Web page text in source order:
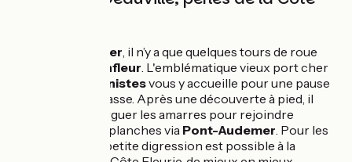
marais Vernier, il n’y a que quelques tours de roue
Honfleur. L'emblématique vieux port cher
aux Impressionnistesvous y accueille pour une pause
déjeuner en terrasse. Après une découverte à pied, il
sera temps de larguer les amarres pour rejoindre
et ses planches via Pont-Audemer. Pour les
plus hardis, une petite digression est possible à la